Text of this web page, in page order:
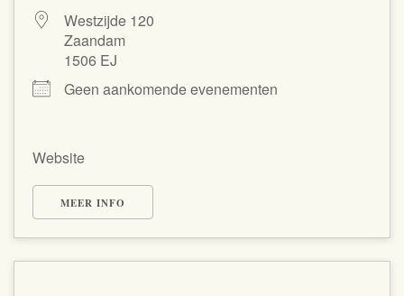
Westzijde 120
Zaandam
1506 EJ
Geen aankomende evenementen
Website
MEER INFO